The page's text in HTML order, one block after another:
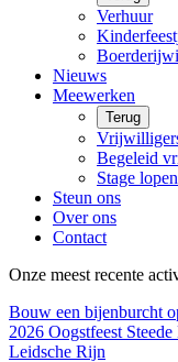
Verhuur
Nieuws
Meewerken
Terug
Begeleid
Stage lopen
Steun ons
Over ons
Contact
Onze meest recente
Bouw een bijenburcht
2026 Oogstfeest
Leidsche Rijn